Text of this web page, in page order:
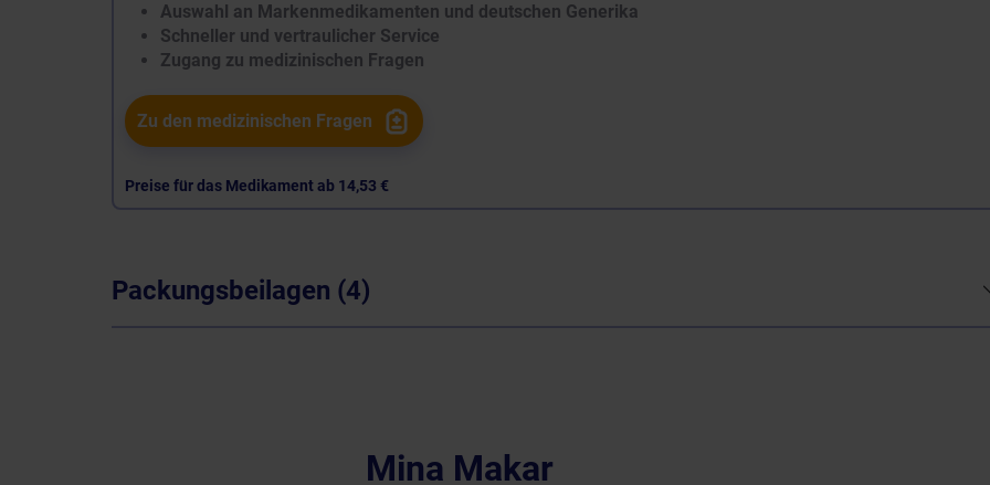
Auswahl an Markenmedikamenten und deutschen Generika
Schneller und vertraulicher Service
Zugang zu medizinischen Fragen
Zu den medizinischen Fragen
Preise für das Medikament ab 14,53 €
Packungsbeilagen (4)
Mina Makar